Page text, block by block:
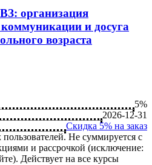
организация
и досуга
возраста
5%
2026-12-31
Скидка 5% на заказ
Не суммируется c
и рассрочкой (исключение:
Действует на все курсы